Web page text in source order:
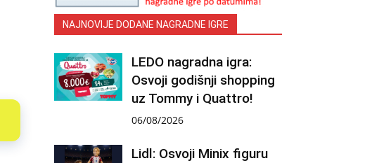
NAJNOVIJE DODANE NAGRADNE IGRE
LEDO nagradna igra:
Osvoji godišnji shopping
uz Tommy i Quattro!
06/08/2026
Lidl: Osvoji Minix figuru